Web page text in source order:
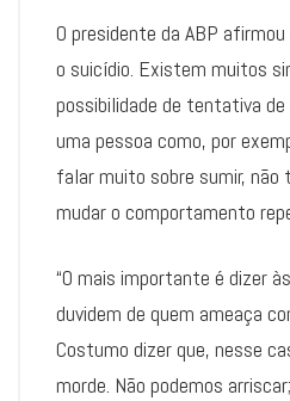
O presidente da ABP
o suicídio. Existem muitos
possibilidade de tentativa
uma pessoa como, por
falar muito sobre sumir, não
mudar o comportamento
“O mais importante é dizer
duvidem de quem ameaça
Costumo dizer que, nesse
morde. Não podemos